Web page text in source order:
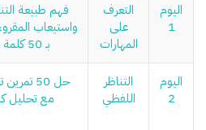
اليوم
1
التعرف
على
المهارات
فهم طبيعة
واستيعاب
بـ 50 كلمة جديدة.
اليوم
2
التناظر
اللفظي
حل 50
مع تحليل